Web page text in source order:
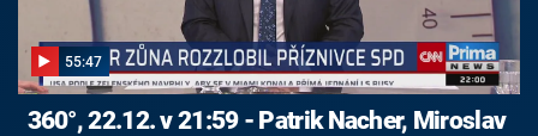
55:47
360°, 22.12. v 21:59 - Patrik Nacher, Miroslav